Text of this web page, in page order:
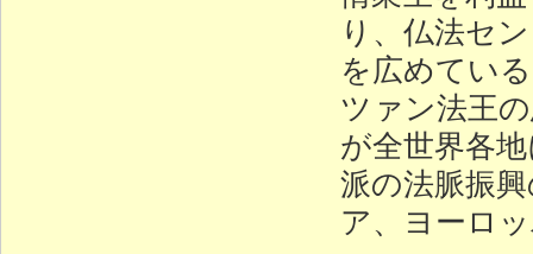
り、仏法セ
を広めてい
ツァン法王
が全世界各
派の法脈振
ア、ヨーロ